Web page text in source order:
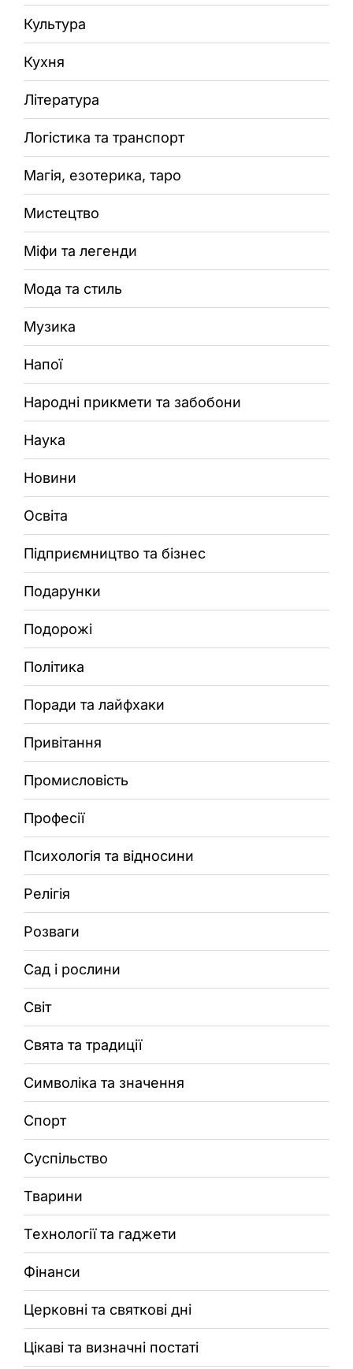
Культура
Кухня
Література
Логістика та транспорт
Магія, езотерика, таро
Мистецтво
Міфи та легенди
Мода та стиль
Музика
Напої
Народні прикмети та забобони
Наука
Новини
Освіта
Підприємництво та бізнес
Подарунки
Подорожі
Політика
Поради та лайфхаки
Привітання
Промисловість
Професії
Психологія та відносини
Релігія
Розваги
Сад і рослини
Світ
Свята та традиції
Символіка та значення
Спорт
Суспільство
Тварини
Технології та гаджети
Фінанси
Церковні та святкові дні
Цікаві та визначні постаті